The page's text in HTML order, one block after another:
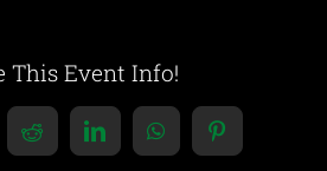
This Event Info!
RedditLinkedInWhatsAppPinterest